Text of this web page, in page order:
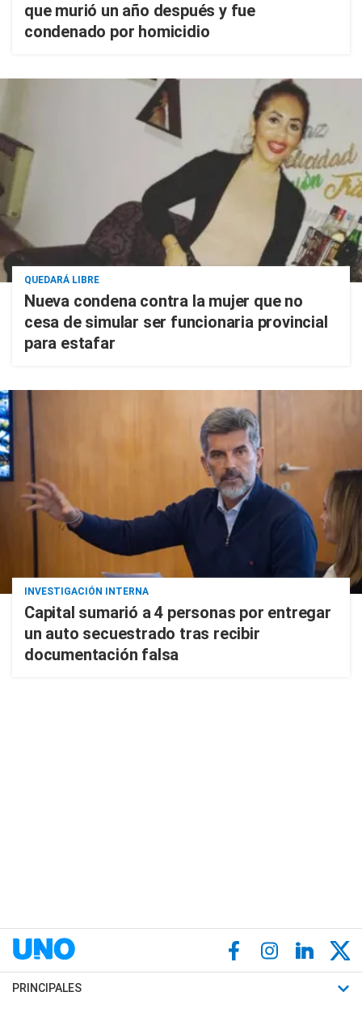
que murió un año después y fue
condenado por homicidio
QUEDARÁ LIBRE
Nueva condena contra la mujer que no
cesa de simular ser funcionaria provincial
para estafar
INVESTIGACIÓN INTERNA
Capital sumarió a 4 personas por entregar
un auto secuestrado tras recibir
documentación falsa
PRINCIPALES